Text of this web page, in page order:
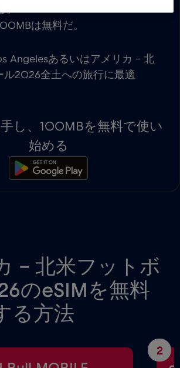
。
は無料だ。
Angelesあるいはアメリカ – 北
ル2026全土への旅行に最適
し、100MBを無料で使い
始める
- 北米フットボ
のeSIMを無料
る方法
2